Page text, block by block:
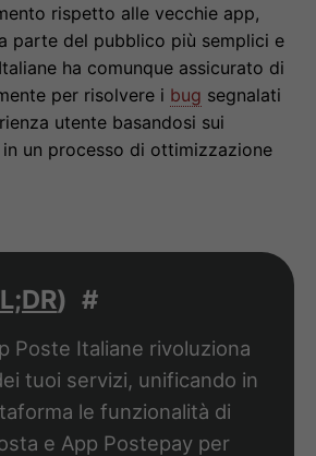
rispetto alle vecchie app,
parte del pubblico più semplici e
ha comunque assicurato di
per risolvere i bug segnalati
utente basandosi sui
un processo di ottimizzazione
) #
Poste Italiane rivoluziona
tuoi servizi, unificando in
le funzionalità di
e App Postepay per